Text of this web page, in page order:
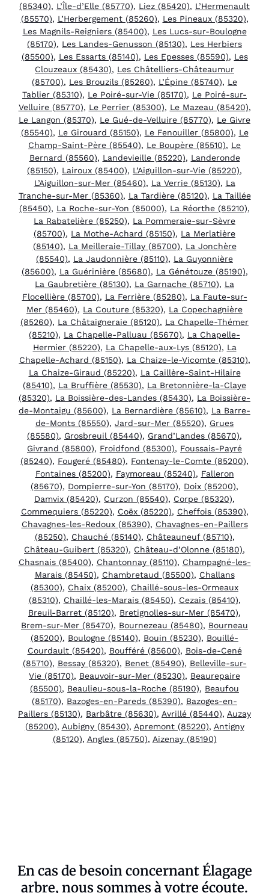
(85340), L’Île-d’Elle (85770), Liez (85420), L’Hermenault
(85570), L’Herbergement (85260), Les Pineaux (85320),
Les Magnils-Reigniers (85400), Les Lucs-sur-Boulogne
(85170), Les Landes-Genusson (85130), Les Herbiers
(85500), Les Essarts (85140), Les Epesses (85590), Les
Clouzeaux (85430), Les Châtelliers-Châteaumur
(85700), Les Brouzils (85260), L’Épine (85740), Le
Tablier (85310), Le Poiré-sur-Vie (85170), Le Poiré-sur-
Velluire (85770), Le Perrier (85300), Le Mazeau (85420),
Le Langon (85370), Le Gué-de-Velluire (85770), Le Givre
(85540), Le Girouard (85150), Le Fenouiller (85800), Le
Champ-Saint-Père (85540), Le Boupère (85510), Le
Bernard (85560), Landevieille (85220), Landeronde
(85150), Lairoux (85400), L’Aiguillon-sur-Vie (85220),
L’Aiguillon-sur-Mer (85460), La Verrie (85130), La
Tranche-sur-Mer (85360), La Tardière (85120), La Taillée
(85450), La Roche-sur-Yon (85000), La Réorthe (85210),
La Rabatelière (85250), La Pommeraie-sur-Sèvre
(85700), La Mothe-Achard (85150), La Merlatière
(85140), La Meilleraie-Tillay (85700), La Jonchère
(85540), La Jaudonnière (85110), La Guyonnière
(85600), La Guérinière (85680), La Génétouze (85190),
La Gaubretière (85130), La Garnache (85710), La
Flocellière (85700), La Ferrière (85280), La Faute-sur-
Mer (85460), La Couture (85320), La Copechagnière
(85260), La Châtaigneraie (85120), La Chapelle-Thémer
(85210), La Chapelle-Palluau (85670), La Chapelle-
Hermier (85220), La Chapelle-aux-Lys (85120), La
Chapelle-Achard (85150), La Chaize-le-Vicomte (85310),
La Chaize-Giraud (85220), La Caillère-Saint-Hilaire
(85410), La Bruffière (85530), La Bretonnière-la-Claye
(85320), La Boissière-des-Landes (85430), La Boissière-
de-Montaigu (85600), La Bernardière (85610), La Barre-
de-Monts (85550), Jard-sur-Mer (85520), Grues
(85580), Grosbreuil (85440), Grand’Landes (85670),
Givrand (85800), Froidfond (85300), Foussais-Payré
(85240), Fougeré (85480), Fontenay-le-Comte (85200),
Fontaines (85200), Faymoreau (85240), Falleron
(85670), Dompierre-sur-Yon (85170), Doix (85200),
Damvix (85420), Curzon (85540), Corpe (85320),
Commequiers (85220), Coëx (85220), Cheffois (85390),
Chavagnes-les-Redoux (85390), Chavagnes-en-Paillers
(85250), Chauché (85140), Châteauneuf (85710),
Château-Guibert (85320), Château-d’Olonne (85180),
Chasnais (85400), Chantonnay (85110), Champagné-les-
Marais (85450), Chambretaud (85500), Challans
(85300), Chaix (85200), Chaillé-sous-les-Ormeaux
(85310), Chaillé-les-Marais (85450), Cezais (85410),
Breuil-Barret (85120), Bretignolles-sur-Mer (85470),
Brem-sur-Mer (85470), Bournezeau (85480), Bourneau
(85200), Boulogne (85140), Bouin (85230), Bouillé-
Courdault (85420), Boufféré (85600), Bois-de-Cené
(85710), Bessay (85320), Benet (85490), Belleville-sur-
Vie (85170), Beauvoir-sur-Mer (85230), Beaurepaire
(85500), Beaulieu-sous-la-Roche (85190), Beaufou
(85170), Bazoges-en-Pareds (85390), Bazoges-en-
Paillers (85130), Barbâtre (85630), Avrillé (85440), Auzay
(85200), Aubigny (85430), Apremont (85220), Antigny
(85120), Angles (85750), Aizenay (85190)
En cas de besoin concernant Élagage
arbre, nous sommes à votre écoute.